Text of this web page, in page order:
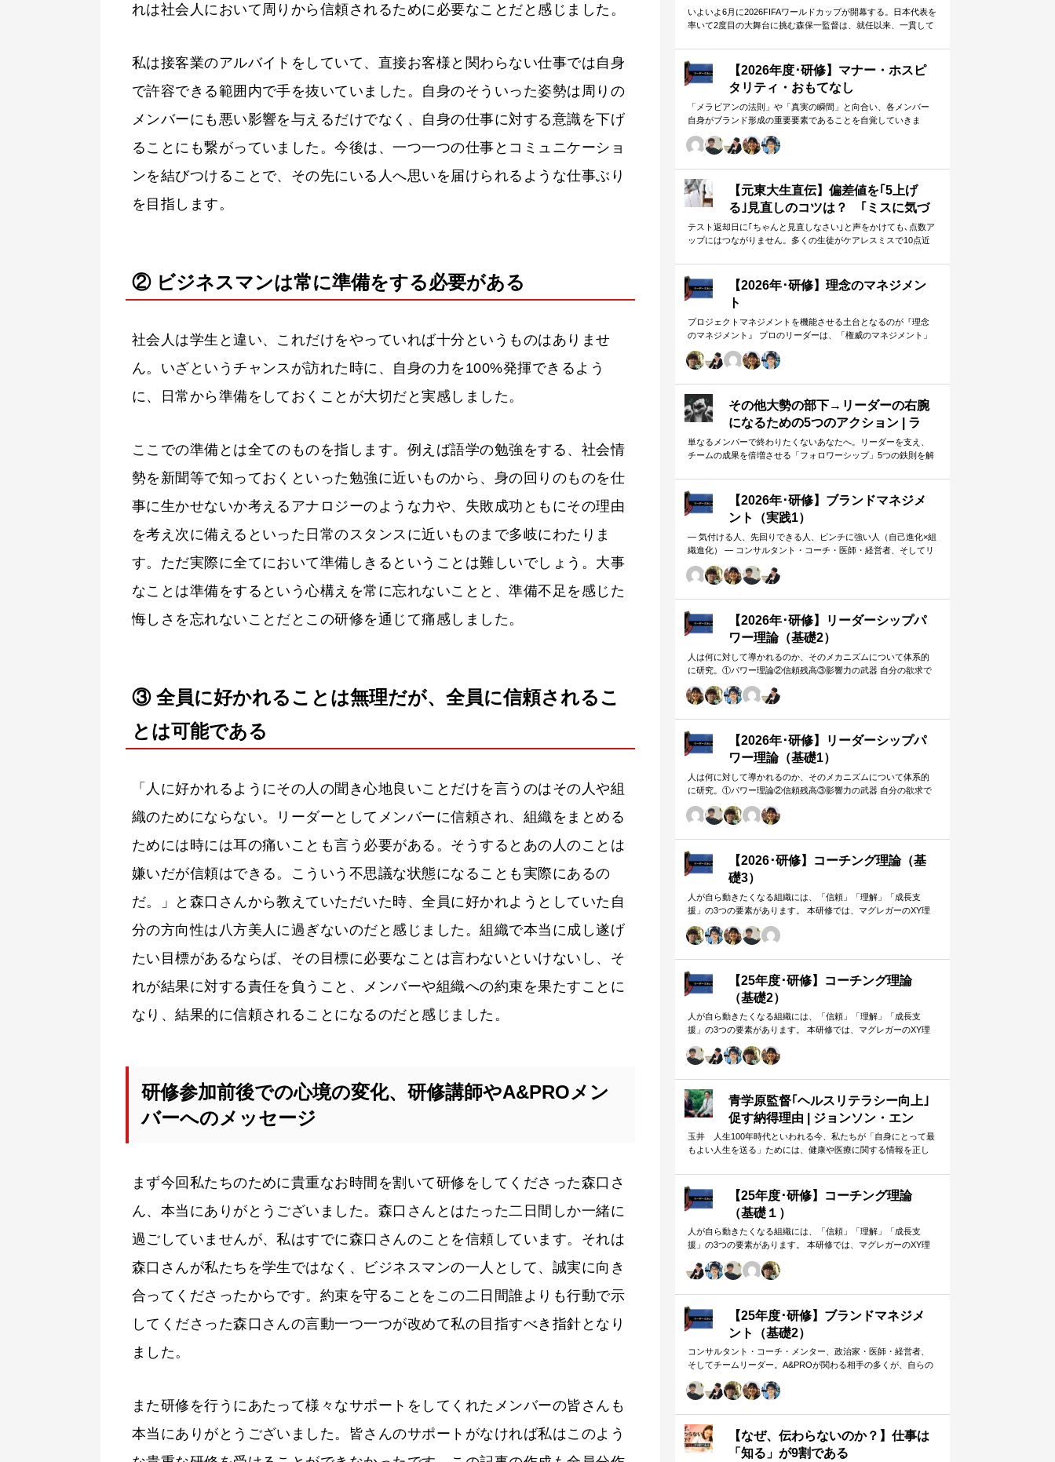
れは社会人において周りから信頼されるために必要なことだと感じました。
私は接客業のアルバイトをしていて、直接お客様と関わらない仕事では自身
で許容できる範囲内で手を抜いていました。自身のそういった姿勢は周りの
メンバーにも悪い影響を与えるだけでなく、自身の仕事に対する意識を下げ
ることにも繋がっていました。今後は、一つ一つの仕事とコミュニケーショ
ンを結びつけることで、その先にいる人へ思いを届けられるような仕事ぶり
を目指します。
② ビジネスマンは常に準備をする必要がある
社会人は学生と違い、これだけをやっていれば十分というものはありませ
ん。いざというチャンスが訪れた時に、自身の力を100%発揮できるよう
に、日常から準備をしておくことが大切だと実感しました。
ここでの準備とは全てのものを指します。例えば語学の勉強をする、社会情
勢を新聞等で知っておくといった勉強に近いものから、身の回りのものを仕
事に生かせないか考えるアナロジーのような力や、失敗成功ともにその理由
を考え次に備えるといった日常のスタンスに近いものまで多岐にわたりま
す。ただ実際に全てにおいて準備しきるということは難しいでしょう。大事
なことは準備をするという心構えを常に忘れないことと、準備不足を感じた
悔しさを忘れないことだとこの研修を通じて痛感しました。
③ 全員に好かれることは無理だが、全員に信頼されるこ
とは可能である
「人に好かれるようにその人の聞き心地良いことだけを言うのはその人や組
織のためにならない。リーダーとしてメンバーに信頼され、組織をまとめる
ためには時には耳の痛いことも言う必要がある。そうするとあの人のことは
嫌いだが信頼はできる。こういう不思議な状態になることも実際にあるの
だ。」と森口さんから教えていただいた時、全員に好かれようとしていた自
分の方向性は八方美人に過ぎないのだと感じました。組織で本当に成し遂げ
たい目標があるならば、その目標に必要なことは言わないといけないし、そ
れが結果に対する責任を負うこと、メンバーや組織への約束を果たすことに
なり、結果的に信頼されることになるのだと感じました。
研修参加前後での心境の変化、研修講師やA&PROメン
バーへのメッセージ
まず今回私たちのために貴重なお時間を割いて研修をしてくださった森口さ
ん、本当にありがとうございました。森口さんとはたった二日間しか一緒に
過ごしていませんが、私はすでに森口さんのことを信頼しています。それは
森口さんが私たちを学生ではなく、ビジネスマンの一人として、誠実に向き
合ってくださったからです。約束を守ることをこの二日間誰よりも行動で示
してくださった森口さんの言動一つ一つが改めて私の目指すべき指針となり
ました。
また研修を行うにあたって様々なサポートをしてくれたメンバーの皆さんも
本当にありがとうございました。皆さんのサポートがなければ私はこのよう
「和」と「魂」を武器に世界へ挑む
①
いよいよ6月に2026FIFAワールドカップが開幕する。日本代表を
率いて2度目の大舞台に挑む森保一監督は、就任以来、一貫して
【2026年度･研修】マナー・ホスピ
タリティ・おもてなし
「メラビアンの法則」や「真実の瞬間」と向合い、各メンバー
自身がブランド形成の重要要素であることを自覚していきま
ナー」「サービス」「ホスピタリティ」「おもてなし」の違い
ーに提供したいリーダーのための研修です。
【元東大生直伝】偏差値を｢5上げ
る｣見直しのコツは？ ｢ミスに気づ
かない｣無意味な作業から脱却を…
カギは試験"前"
テスト返却日に｢ちゃんと見直しなさい｣と声をかけても､点数ア
ップにはつながりません。多くの生徒がケアレスミスで10点近
【2026年･研修】理念のマネジメン
ト
プロジェクトマネジメントを機能させる土台となるのが『理念
のマネジメント』 プロのリーダーは、「権威のマネジメント」
「好き・嫌い」や「多数決」ではなく、説得力ある提案を互い
その他大勢の部下→リーダーの右腕
になるための5つのアクション | ラ
イフハッカー・ジャパン
単なるメンバーで終わりたくないあなたへ。リーダーを支え、
チームの成果を倍増させる「フォロワーシップ」5つの鉄則を解
【2026年･研修】ブランドマネジメ
ント（実践1）
― 気付ける人、先回りできる人、ピンチに強い人（自己進化×組
織進化） ― コンサルタント・コーチ・医師・経営者、そしてリ
【2026年･研修】リーダーシップパ
ワー理論（基礎2）
人は何に対して導かれるのか、そのメカニズムについて体系的
に研究。①パワー理論②信頼残高③影響力の武器 自分の欲求で
【2026年･研修】リーダーシップパ
ワー理論（基礎1）
人は何に対して導かれるのか、そのメカニズムについて体系的
に研究。①パワー理論②信頼残高③影響力の武器 自分の欲求で
【2026･研修】コーチング理論（基
礎3）
人が自ら動きたくなる組織には、「信頼」「理解」「成長支
援」の3つの要素があります。 本研修では、マグレガーのXY理
「人はなぜ動くのか」「どうすれば自ら動くようになるのか」
顧客対応の難航など）を、“人間理解”を通して紐解く実践型のプ
ログラムです。
【25年度･研修】コーチング理論
（基礎2）
人が自ら動きたくなる組織には、「信頼」「理解」「成長支
援」の3つの要素があります。 本研修では、マグレガーのXY理
「人はなぜ動くのか」「どうすれば自ら動くようになるのか」
顧客対応の難航など）を、“人間理解”を通して紐解く実践型のプ
ログラムです。
青学原監督｢ヘルスリテラシー向上｣
促す納得理由 | ジョンソン・エン
ド・ジョンソン | 東洋経済オンライ
ン
玉井 人生100年時代といわれる今、私たちが「自身にとって最
もよい人生を送る」ためには、健康や医療に関する情報を正し
【25年度･研修】コーチング理論
（基礎１）
人が自ら動きたくなる組織には、「信頼」「理解」「成長支
援」の3つの要素があります。 本研修では、マグレガーのXY理
「人はなぜ動くのか」「どうすれば自ら動くようになるのか」
顧客対応の難航など）を、“人間理解”を通して紐解く実践型のプ
ログラムです。
【25年度･研修】ブランドマネジメ
ント（基礎2）
コンサルタント・コーチ・メンター、政治家・医師・経営者、
そしてチームリーダー。A&PROが関わる相手の多くが、自らの
【なぜ、伝わらないのか？】仕事は
「知る」が9割である